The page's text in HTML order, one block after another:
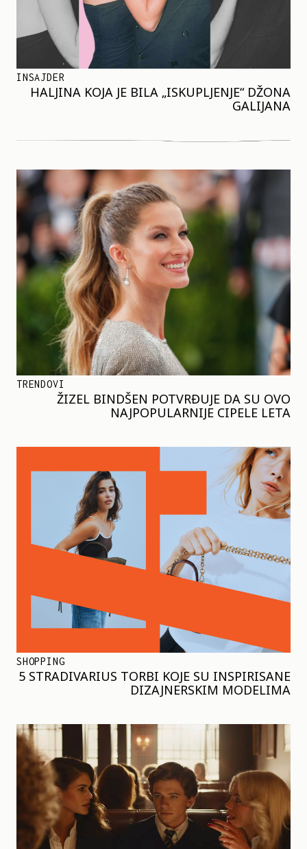
INSAJDER
HALJINA KOJA JE BILA „ISKUPLJENJE“ DŽONA
GALIJANA
TRENDOVI
ŽIZEL BINDŠEN POTVRĐUJE DA SU OVO
NAJPOPULARNIJE CIPELE LETA
SHOPPING
5 STRADIVARIUS TORBI KOJE SU INSPIRISANE
DIZAJNERSKIM MODELIMA